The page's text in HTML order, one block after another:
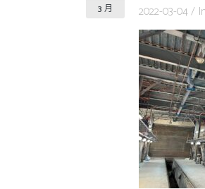
3 月 2022-03-04 In